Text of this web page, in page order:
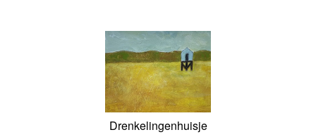
Drenkelingenhuisje